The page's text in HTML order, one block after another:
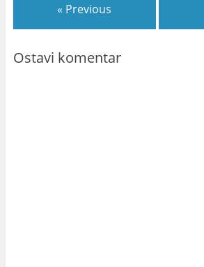
« Previous
Ostavi komentar